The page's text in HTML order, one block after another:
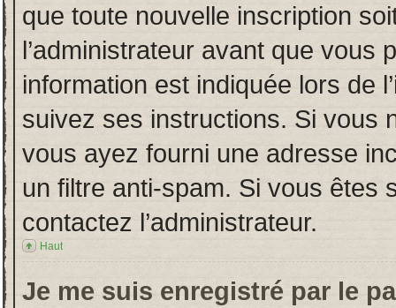
que toute nouvelle inscription
l’administrateur avant que vous
information est indiquée lors de
suivez ses instructions. Si vous
vous ayez fourni une adresse
un filtre anti-spam. Si vous êtes
contactez l’administrateur.
Haut
Je me suis enregistré par le